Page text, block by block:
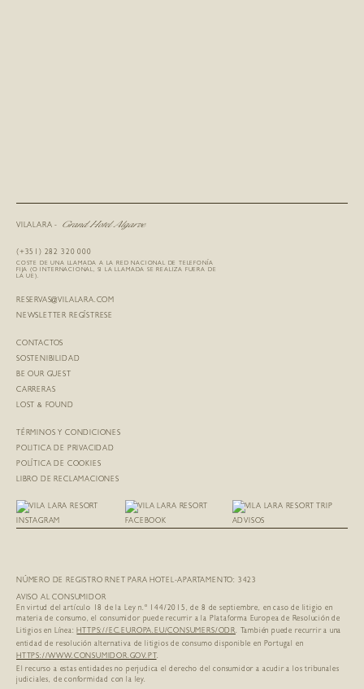
VILALARA - Grand Hotel Algarve
(+351) 282 320 000
COSTE DE UNA LLAMADA A LA RED NACIONAL DE TELEFONÍA
FIJA (O INTERNACIONAL, SI LA LLAMADA SE REALIZA FUERA DE
LA UE).
RESERVAS@VILALARA.COM
NEWSLETTER REGÍSTRESE
CONTACTOS
SOSTENIBILIDAD
BE OUR GUEST
CARRERAS
LOST & FOUND
TÉRMINOS Y CONDICIONES
POLITICA DE PRIVACIDAD
POLÍTICA DE COOKIES
LIBRO DE RECLAMACIONES
NÚMERO DE REGISTRO RNET PARA HOTEL-APARTAMENTO: 3423
AVISO AL CONSUMIDOR
En virtud del artículo 18 de la Ley n.º 144/2015, de 8 de septiembre, en caso de litigio en
materia de consumo, el consumidor puede recurrir a la Plataforma Europea de Resolución de
Litigios en Línea:HTTPS://EC.EUROPA.EU/CONSUMERS/ODR. También puede recurrir a una
entidad de resolución alternativa de litigios de consumo disponible en Portugal en
HTTPS://WWW.CONSUMIDOR.GOV.PT .
El recurso a estas entidades no perjudica el derecho del consumidor a acudir a los tribunales
judiciales, de conformidad con la ley.